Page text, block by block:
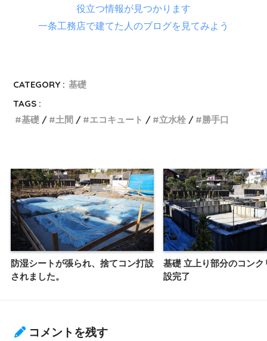
役立つ情報が見つかります
一条工務店で建てた人のブログを見てみよう
CATEGORY : 基礎
TAGS :
基礎
土間 エコキュート 立水栓 勝手口
防湿シートが張られ、捨てコン打設
されました。
基礎 立上り部分のコンク
設完了
コメントを残す